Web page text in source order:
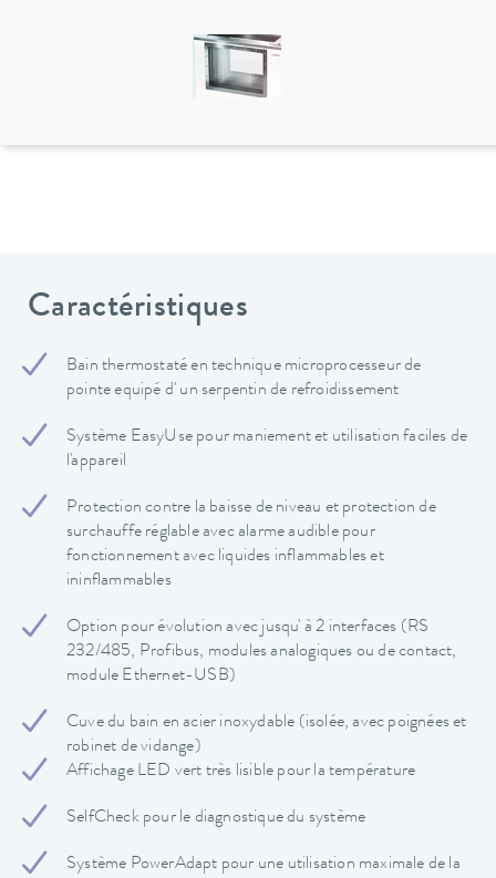
Caractéristiques
Bain thermostaté en technique microprocesseur de
pointe equipé d' un serpentin de refroidissement
Système EasyUse pour maniement et utilisation faciles de
l'appareil
Protection contre la baisse de niveau et protection de
surchauffe réglable avec alarme audible pour
fonctionnement avec liquides inflammables et
ininflammables
Option pour évolution avec jusqu' à 2 interfaces (RS
232/485, Profibus, modules analogiques ou de contact,
module Ethernet-USB)
Cuve du bain en acier inoxydable (isolée, avec poignées et
robinet de vidange)
Affichage LED vert très lisible pour la température
SelfCheck pour le diagnostique du système
Système PowerAdapt pour une utilisation maximale de la